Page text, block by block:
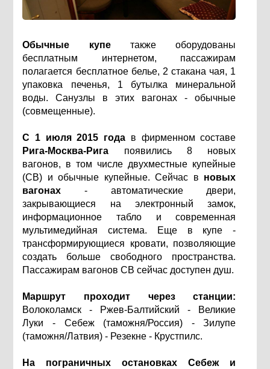
Обычные купетакже оборудованы
бесплатным интернетом, пассажирам
полагается бесплатное белье, 2 стакана чая, 1
упаковка печенья, 1 бутылка минеральной
воды. Санузлы в этих вагонах - обычные
(совмещенные).
С 1 июля 2015 года в фирменном составе
Рига-Москва-Рига появились 8 новых
вагонов, в том числе двухместные купейные
(СВ) и обычные купейные. Сейчас в новых
вагонах - автоматические двери,
закрывающиеся на электронный замок,
информационное табло и современная
мультимедийная система. Еще в купе -
трансформирующиеся кровати, позволяющие
создать больше свободного пространства.
Пассажирам вагонов СВ сейчас доступен душ.
Маршрут проходит через станции:
Волоколамск - Ржев-Балтийский - Великие
Луки - Себеж (таможня/Россия) - Зилупе
(таможня/Латвия) - Резекне - Крустпилс.
На пограничных остановках Себеж и